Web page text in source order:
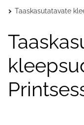
Taaskasutatavate